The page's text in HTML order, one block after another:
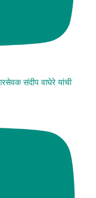
संदीप वाघेरे यांची